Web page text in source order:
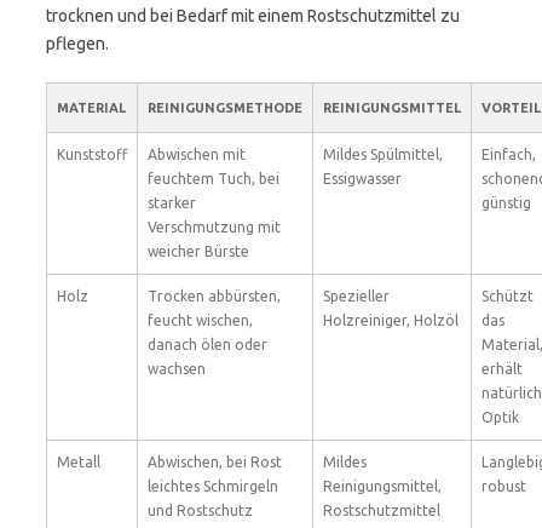
trocknen und bei Bedarf mit einem Rostschutzmittel zu
pflegen.
MATERIAL REINIGUNGSMETHODE REINIGUNGSMITTEL
Kunststoff
Abwischen mit
feuchtem Tuch, bei
starker
Verschmutzung mit
weicher Bürste
Mildes Spülmittel,
Essigwasser
Einfach,
günstig
Holz
Trocken abbürsten,
feucht wischen,
danach ölen oder
wachsen
Spezieller
Holzreiniger, Holzöl
Schützt
das
Material,
erhält
Optik
Metall
Abwischen, bei Rost
leichtes Schmirgeln
und Rostschutz
Mildes
Reinigungsmittel,
Rostschutzmittel
robust